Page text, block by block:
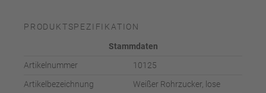
PRODUKTSPEZIFIKATION
Stammdaten
Artikelnummer
10125
Artikelbezeichnung
Weißer Rohrzucker, lose